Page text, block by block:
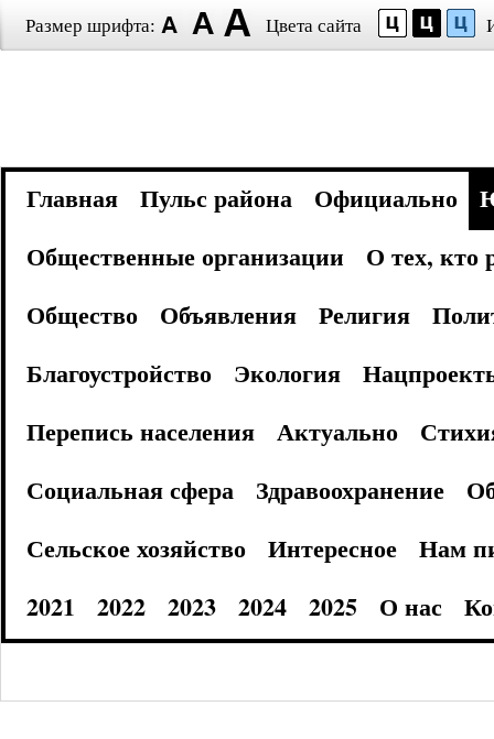
Размер шрифта: Цвета сайта
Главная Пульс района Официально
Общественные организации
О тех, кто
Общество
Объявления Религия
Благоустройство
Экология
Перепись населения
Актуально
Социальная сфера
Здравоохранение
Сельское хозяйство
Интересное
Нам
2021
2022 2023 2024 2025 О нас